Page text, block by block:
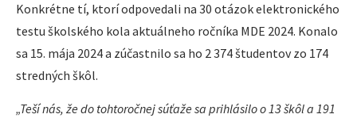
Konkrétne tí, ktorí odpovedali na 30 otázok elektronického
testu školského kola aktuálneho ročníka MDE 2024. Konalo
sa 15. mája 2024 a zúčastnilo sa ho 2 374 študentov zo 174
stredných škôl.
„Teší nás, že do tohtoročnej súťaže sa prihlásilo o 13 škôl a 191